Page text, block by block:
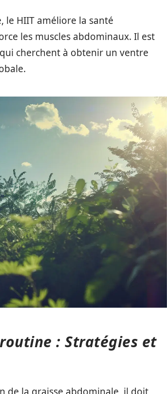
le HIIT améliore la santé
les muscles abdominaux. Il est
cherchent à obtenir un ventre
: Stratégies et